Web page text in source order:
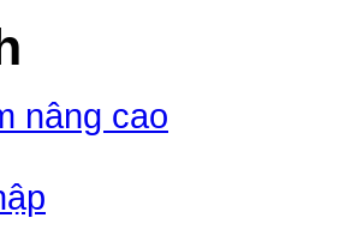
nâng cao